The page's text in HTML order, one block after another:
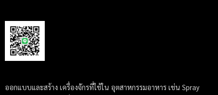
ออกแบบและสร้าง เครื่องจักรที่ใช้ใน อุตสาหกรรมอาหาร เช่น Spray